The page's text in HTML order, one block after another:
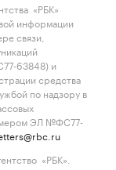
«РБК»
информации
связи,
63848) и
средства
по надзору в
ЭЛ №ФС77-
«РБК».